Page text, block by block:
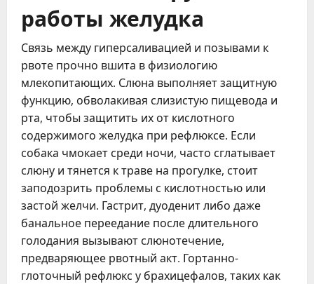
работы желудка
Связь между гиперсаливацией и позывами к
рвоте прочно вшита в физиологию
млекопитающих. Слюна выполняет защитную
функцию, обволакивая слизистую пищевода и
рта, чтобы защитить их от кислотного
содержимого желудка при рефлюксе. Если
собака чмокает среди ночи, часто сглатывает
слюну и тянется к траве на прогулке, стоит
заподозрить проблемы с кислотностью или
застой желчи. Гастрит, дуоденит либо даже
банальное переедание после длительного
голодания вызывают слюнотечение,
предваряющее рвотный акт. Гортанно-
глоточный рефлюкс у брахицефалов, таких как